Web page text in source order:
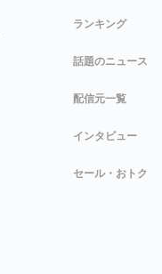
ランキング
話題のニュース
配信元一覧
インタビュー
セール・おトク